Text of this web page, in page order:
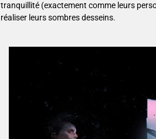
tranquillité (exactement comme leurs
réaliser leurs sombres desseins.